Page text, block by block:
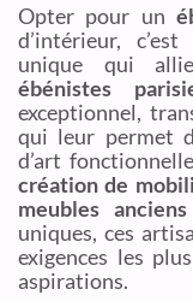
Opter pour un
d’intérieur,
unique qui
ébénistes
exceptionnel,
qui leur permet
d’art
création de
meubles anciens
uniques, ces
exigences les
aspirations.